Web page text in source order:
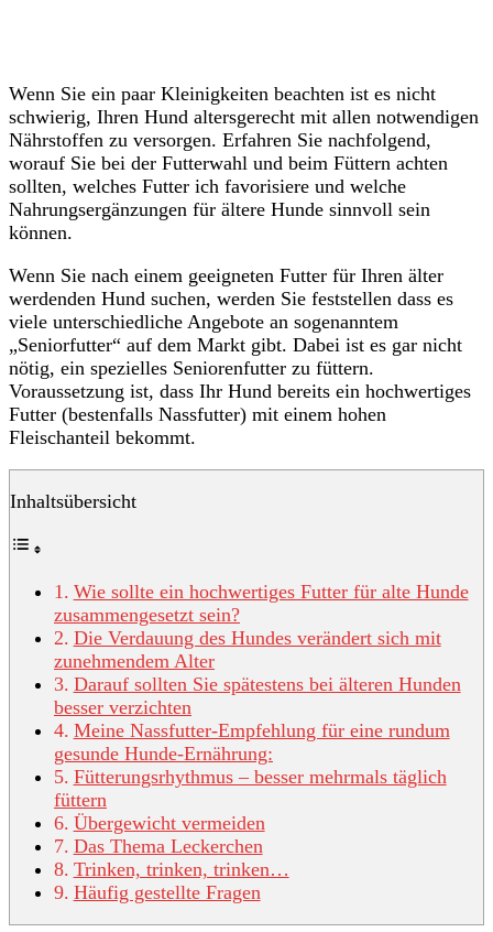
Wenn Sie ein paar Kleinigkeiten beachten ist es nicht
schwierig, Ihren Hund altersgerecht mit allen notwendigen
Nährstoffen zu versorgen. Erfahren Sie nachfolgend,
worauf Sie bei der Futterwahl und beim Füttern achten
sollten, welches Futter ich favorisiere und welche
Nahrungsergänzungen für ältere Hunde sinnvoll sein
können.
Wenn Sie nach einem geeigneten Futter für Ihren älter
werdenden Hund suchen, werden Sie feststellen dass es
viele unterschiedliche Angebote an sogenanntem
„Seniorfutter“ auf dem Markt gibt. Dabei ist es gar nicht
nötig, ein spezielles Seniorenfutter zu füttern.
Voraussetzung ist, dass Ihr Hund bereits ein hochwertiges
Futter (bestenfalls Nassfutter) mit einem hohen
Fleischanteil bekommt.
Inhaltsübersicht
Wie sollte ein hochwertiges Futter für alte Hunde
zusammengesetzt sein?
Die Verdauung des Hundes verändert sich mit
zunehmendem Alter
Darauf sollten Sie spätestens bei älteren Hunden
besser verzichten
Meine Nassfutter-Empfehlung für eine rundum
gesunde Hunde-Ernährung:
Fütterungsrhythmus – besser mehrmals täglich
füttern
Übergewicht vermeiden
Das Thema Leckerchen
Trinken, trinken, trinken…
Häufig gestellte Fragen